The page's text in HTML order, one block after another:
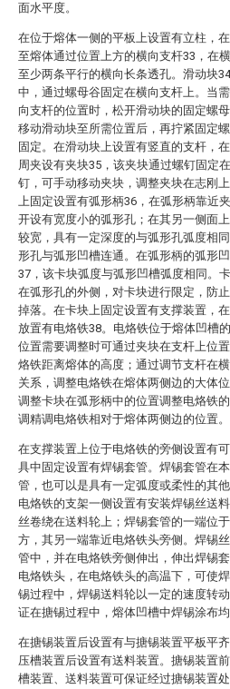
面水平度。
在位于熔体一侧的平板上设置有立柱，
至熔体通过位置上方的横向支杆33，在
至少两条平行的横向长条透孔。滑动块
中，通过螺母谷固定在横向支杆上。当
向支杆的位置时，松开滑动块的固定螺
移动滑动块至所需位置后，再拧紧固定
固定。在滑动块上设置有竖直的支杆，
周夹设有夹块35，该夹块通过螺钉固定
钉，可手动移动夹块，调整夹块在志刚
上固定设置有弧形柄36，在弧形柄靠近
开设有宽度小的弧形孔；在其另一侧面
较宽，具有一定深度的与弧形孔弧度相
形孔与弧形凹槽连通。在弧形柄的弧形
37，该卡块弧度与弧形凹槽弧度相同。
在弧形孔的外侧，对卡块进行限定，防
掉落。在卡块上固定设置有支撑装置，
放置有电烙铁38。电烙铁位于熔体凹槽
位置需要调整时可通过夹块在支杆上位
烙铁距离熔体的高度；通过调节支杆在
关系，调整电烙铁在熔体两侧边的大体
调整卡块在弧形柄中的位置调整电烙铁
调精调电烙铁相对于熔体两侧边的位置。
在支撑装置上位于电烙铁的旁侧设置有
具中固定设置有焊锡套管。焊锡套管在
管，也可以是具有一定弧度或柔性的其
电烙铁的支架一侧设置有安装焊锡丝送
丝卷绕在送料轮上；焊锡套管的一端位
方，其另一端靠近电烙铁头旁侧。焊锡
管中，并在电烙铁旁侧伸出，伸出焊锡
电烙铁头，在电烙铁头的高温下，可使
锡过程中，焊锡送料轮以一定的速度转
证在搪锡过程中，熔体凹槽中焊锡涂布均
在搪锡装置后设置有与搪锡装置平板平
压槽装置后设置有送料装置。搪锡装置
槽装置、送料装置可保证经过搪锡装置